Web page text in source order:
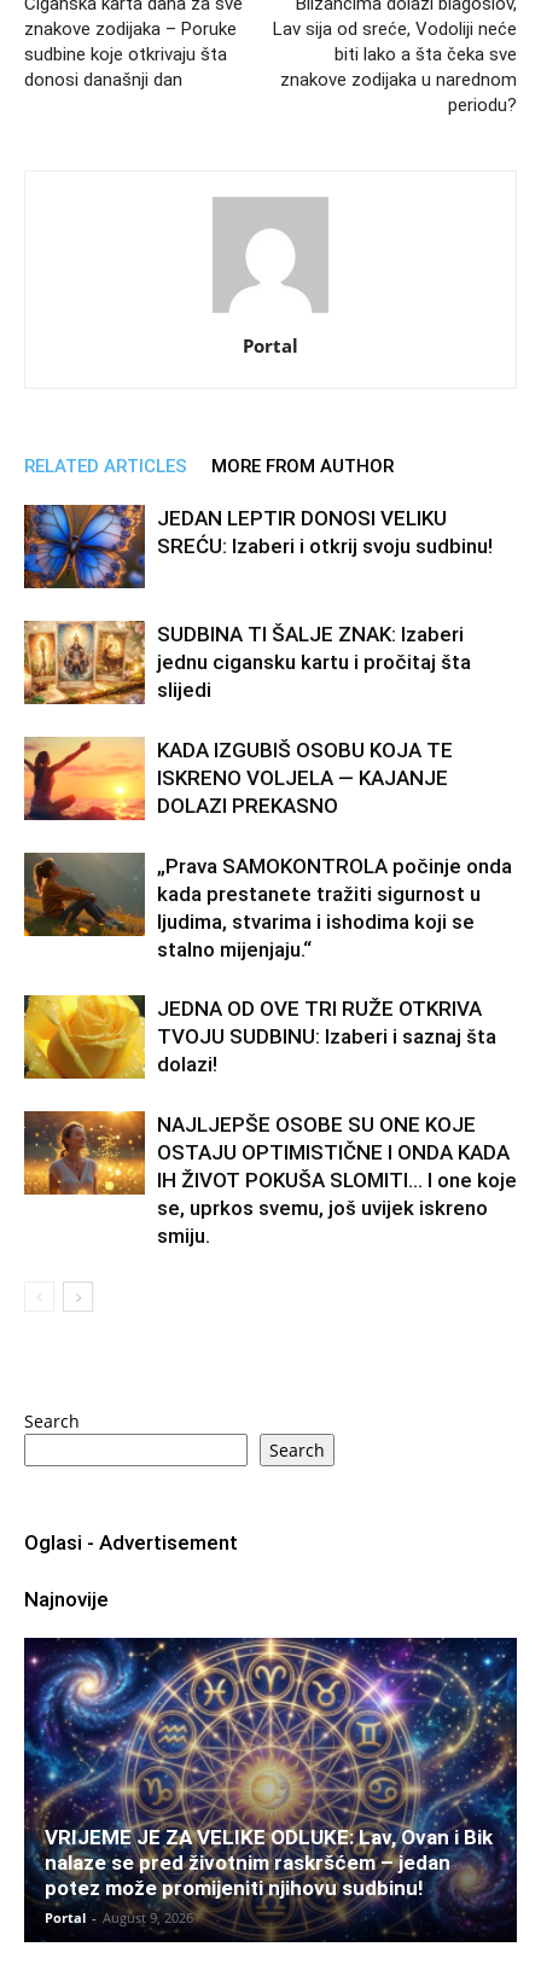
znakove zodijaka – Poruke
sudbine koje otkrivaju šta
donosi današnji dan
Lav sija od sreće, Vodoliji neće
biti lako a šta čeka sve
znakove zodijaka u narednom
periodu?
Portal
RELATED ARTICLES MORE FROM AUTHOR
JEDAN LEPTIR DONOSI VELIKU
SREĆU: Izaberi i otkrij svoju sudbinu!
SUDBINA TI ŠALJE ZNAK: Izaberi
jednu cigansku kartu i pročitaj šta
slijedi
KADA IZGUBIŠ OSOBU KOJA TE
ISKRENO VOLJELA — KAJANJE
DOLAZI PREKASNO
„Prava SAMOKONTROLA počinje onda
kada prestanete tražiti sigurnost u
ljudima, stvarima i ishodima koji se
stalno mijenjaju.“
JEDNA OD OVE TRI RUŽE OTKRIVA
TVOJU SUDBINU: Izaberi i saznaj šta
dolazi!
NAJLJEPŠE OSOBE SU ONE KOJE
OSTAJU OPTIMISTIČNE I ONDA KADA
IH ŽIVOT POKUŠA SLOMITI… I one koje
se, uprkos svemu, još uvijek iskreno
smiju.
Search
Search
Oglasi - Advertisement
Najnovije
VRIJEME JE ZA VELIKE ODLUKE: Lav, Ovan i Bik
nalaze se pred životnim raskršćem – jedan
potez može promijeniti njihovu sudbinu!
Portal - August 9, 2026